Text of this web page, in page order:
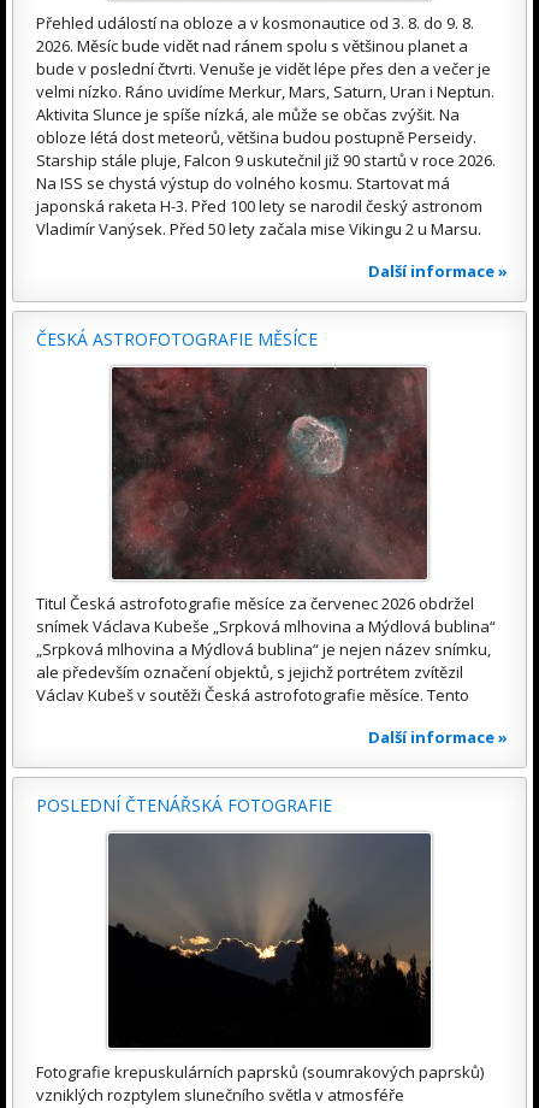
Přehled událostí na obloze a v kosmonautice od 3. 8. do 9. 8.
2026. Měsíc bude vidět nad ránem spolu s většinou planet a
bude v poslední čtvrti. Venuše je vidět lépe přes den a večer je
velmi nízko. Ráno uvidíme Merkur, Mars, Saturn, Uran i Neptun.
Aktivita Slunce je spíše nízká, ale může se občas zvýšit. Na
obloze létá dost meteorů, většina budou postupně Perseidy.
Starship stále pluje, Falcon 9 uskutečnil již 90 startů v roce 2026.
Na ISS se chystá výstup do volného kosmu. Startovat má
japonská raketa H-3. Před 100 lety se narodil český astronom
Vladimír Vanýsek. Před 50 lety začala mise Vikingu 2 u Marsu.
Další informace »
ČESKÁ ASTROFOTOGRAFIE MĚSÍCE
Titul Česká astrofotografie měsíce za červenec 2026 obdržel
snímek Václava Kubeše „Srpková mlhovina a Mýdlová bublina“
„Srpková mlhovina a Mýdlová bublina“ je nejen název snímku,
ale především označení objektů, s jejichž portrétem zvítězil
Václav Kubeš v soutěži Česká astrofotografie měsíce. Tento
Další informace »
POSLEDNÍ ČTENÁŘSKÁ FOTOGRAFIE
Fotografie krepuskulárních paprsků (soumrakových paprsků)
vzniklých rozptylem slunečního světla v atmosféře